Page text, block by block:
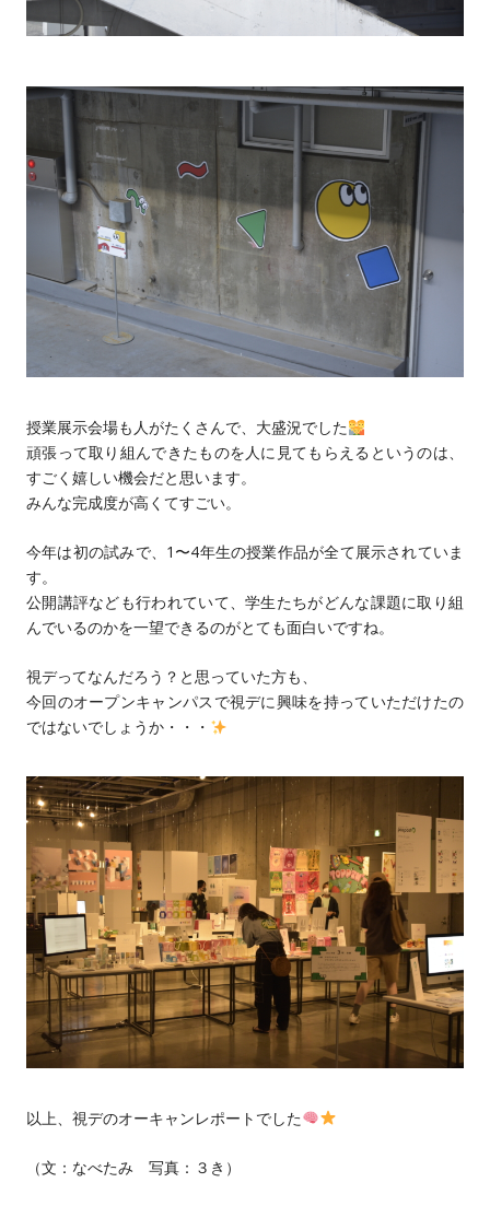
授業展示会場も人がたくさんで、大盛況でした
頑張って取り組んできたものを人に見てもらえるというのは、
すごく嬉しい機会だと思います。
みんな完成度が高くてすごい。
今年は初の試みで、1〜4年生の授業作品が全て展示されていま
す。
公開講評なども行われていて、学生たちがどんな課題に取り組
んでいるのかを一望できるのがとても面白いですね。
視デってなんだろう？と思っていた方も、
今回のオープンキャンパスで視デに興味を持っていただけたの
ではないでしょうか・・・
以上、視デのオーキャンレポートでした
（文：なべたみ 写真：３き）